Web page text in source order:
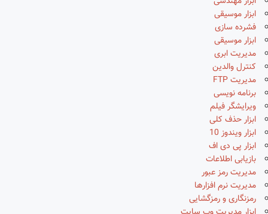
ابزار موسیقی
فشرده سازی
ابزار موسیقی
مدیریت ابری
کنترل والدین
مدیریت FTP
برنامه نویسی
ویرایشگر فیلم
ابزار حذف کلی
ابزار ویندوز 10
ابزار پی دی اف
بازیابی اطلاعات
مدیریت رمز عبور
مدیریت نرم افزارها
رمزنگاری و رمزگشایی